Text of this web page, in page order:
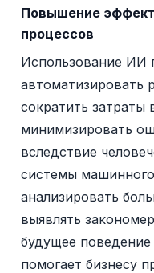
Повышение
процессов
Использование ИИ
автоматизировать
сократить затраты
минимизировать
вследствие
системы
анализировать
выявлять
будущее поведение
помогает бизнесу